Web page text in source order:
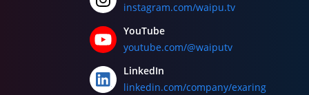
instagram.com/waipu.tv
YouTube
youtube.com/@waiputv
LinkedIn
linkedin.com/company/exaring